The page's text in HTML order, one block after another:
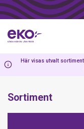
Här visas utvalt
Sortiment